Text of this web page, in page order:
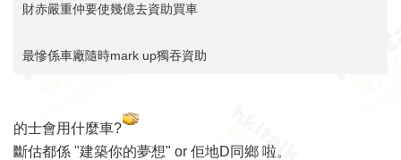
財赤嚴重仲要使幾億去資助買車
最慘係車廠隨時mark up獨吞資助
的士會用什麼車?
斷估都係 "建築你的夢想" or 佢地D同鄉 啦。